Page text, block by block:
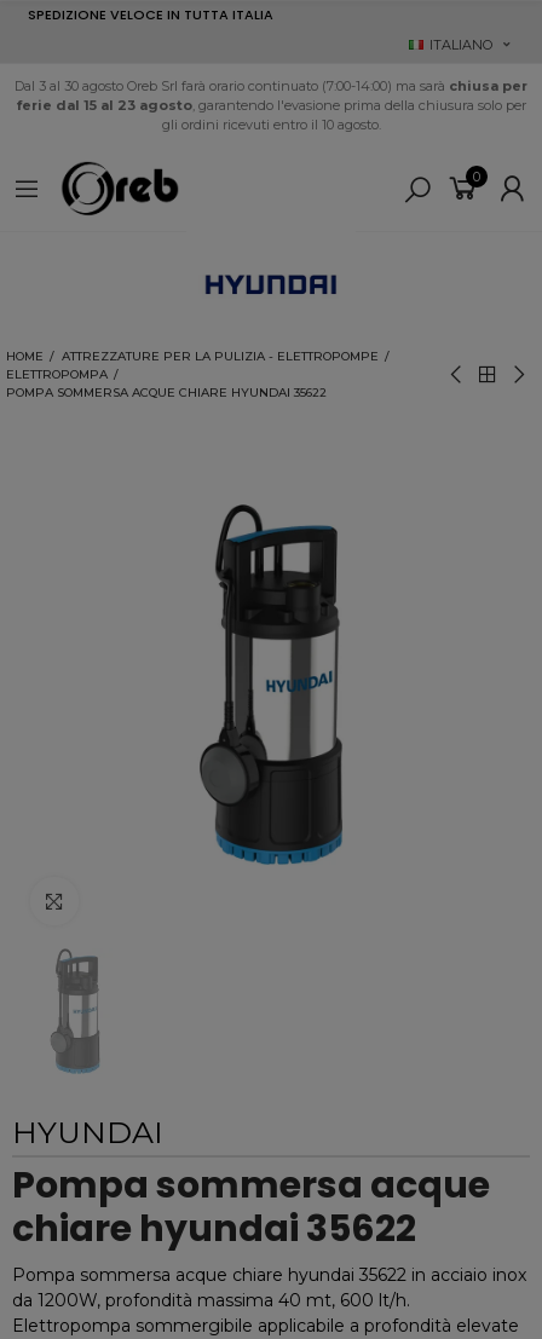
SPEDIZIONE VELOCE IN TUTTA ITALIA
ITALIANO
Dal 3 al 30 agosto Oreb Srl farà orario continuato (7:00-14:00) ma sarà chiusa per
ferie dal 15 al 23 agosto, garantendo l'evasione prima della chiusura solo per
gli ordini ricevuti entro il 10 agosto.
0
HOME
ATTREZZATURE PER LA PULIZIA - ELETTROPOMPE
ELETTROPOMPA
POMPA SOMMERSA ACQUE CHIARE HYUNDAI 35622
HYUNDAI
Pompa sommersa acque
chiare hyundai 35622
Pompa sommersa acque chiare hyundai 35622 in acciaio inox
da 1200W, profondità massima 40 mt, 600 lt/h.
Elettropompa sommergibile applicabile a profondità elevate